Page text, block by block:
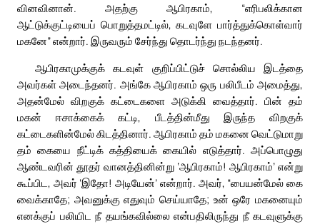
வினவினான். அதற்கு ஆபிரகாம், “எரிபலிக்கான
ஆட்டுக்குட்டியைப் பொறுத்தமட்டில், கடவுளே பார்த்துக்கொள்வார்
மகனே” என்றார். இருவரும் சேர்ந்து தொடர்ந்து நடந்தனர்.
ஆபிரகாமுக்குக் கடவுள் குறிப்பிட்டுச் சொல்லிய இடத்தை
அவர்கள் அடைந்தனர். அங்கே ஆபிரகாம் ஒரு பலிபீடம் அமைத்து,
அதன்மேல் விறகுக் கட்டைகளை அடுக்கி வைத்தார். பின் தம்
மகன் ஈசாக்கைக் கட்டி, பீடத்தின்மீது இருந்த விறகுக்
கட்டைகளின்மேல் கிடத்தினார். ஆபிரகாம் தம் மகனை வெட்டுமாறு
தம் கையை நீட்டிக் கத்தியைக் கையில் எடுத்தார். அப்பொழுது
ஆண்டவரின் தூதர் வானத்தினின்று ‘ஆபிரகாம்! ஆபிரகாம்’ என்று
கூப்பிட, அவர் ‘இதோ! அடியேன்’ என்றார். அவர், “பையன்மேல் கை
வைக்காதே; அவனுக்கு எதுவும் செய்யாதே; உன் ஒரே மகனையும்
எனக்குப் பலியிட நீ தயங்கவில்லை என்பதிலிருந்து நீ கடவுளுக்கு